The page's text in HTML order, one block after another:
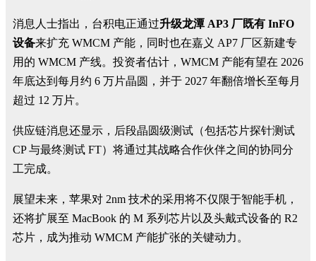
消息人士指出，台积电正通过升级龙潭 AP3 厂既有 InFO
设备来扩充 WMCM 产能，同时也在嘉义 AP7 厂区新建专
用的 WMCM 产线。投资者估计，WMCM 产能有望在 2026
年底达到每月约 6 万片晶圆，并于 2027 年翻倍增长至每月
超过 12 万片。
供应链消息还显示，后段晶圆级测试（包括芯片探针测试
CP 与最终测试 FT）将通过其战略合作伙伴之间的协同分
工完成。
展望未来，苹果对 2nm 技术的采用将不仅限于智能手机，
还将扩展至 MacBook 的 M 系列芯片以及头戴式设备的 R2
芯片，成为推动 WMCM 产能扩张的关键动力。